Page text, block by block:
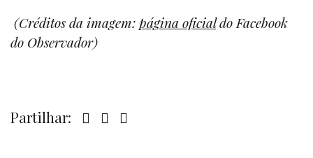
(Créditos da imagem:página oficialdo Facebook
do Observador)
Partilhar: